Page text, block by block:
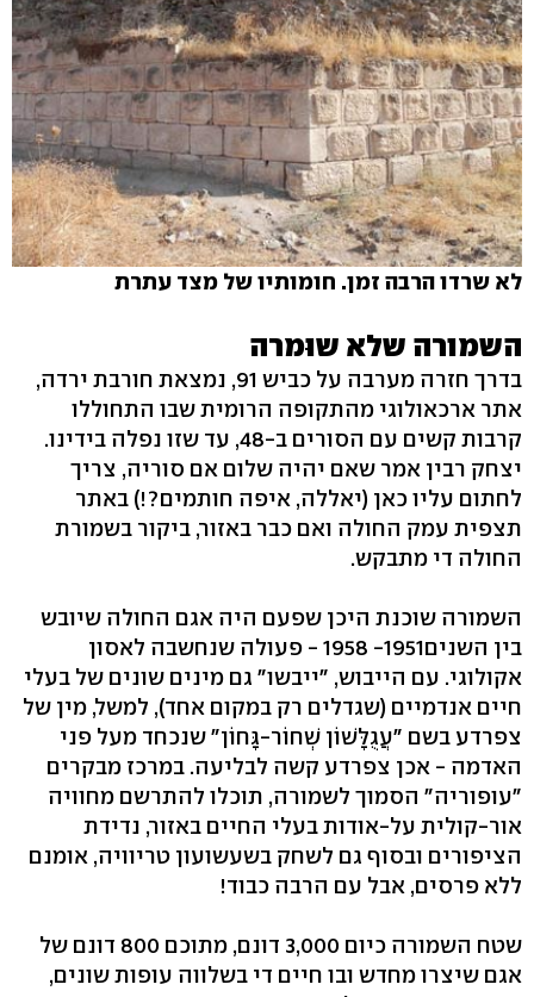
לא שרדו הרבה זמן. חומותיו של מצד עתרת
השמורה שלא שוּמרה
בדרך חזרה מערבה על כביש 91, נמצאת חורבת ירדה,
אתר ארכאולוגי מהתקופה הרומית שבו התחוללו
קרבות קשים עם הסורים ב-48, עד שזו נפלה בידינו.
יצחק רבין אמר שאם יהיה שלום אם סוריה, צריך
לחתום עליו כאן (יאללה, איפה חותמים?!) באתר
תצפית עמק החולה ואם כבר באזור, ביקור בשמורת
החולה די מתבקש.
השמורה שוכנת היכן שפעם היה אגם החולה שיובש
בין השנים1951- 1958 - פעולה שנחשבה לאסון
אקולוגי. עם הייבוש, "ייבשו" גם מינים שונים של בעלי
חיים אנדמיים (שגדלים רק במקום אחד), למשל, מין של
צפרדע בשם "עֲגֻלָּשׁוֹן שְׁחוֹר-גָּחוֹן" שנכחד מעל פני
האדמה - אכן צפרדע קשה לבליעה. במרכז מבקרים
"עופוריה" הסמוך לשמורה, תוכלו להתרשם מחוויה
אור-קולית על-אודות בעלי החיים באזור, נדידת
הציפורים ובסוף גם לשחק בשעשועון טריוויה, אומנם
ללא פרסים, אבל עם הרבה כבוד!
שטח השמורה כיום 3,000 דונם, מתוכם 800 דונם של
אגם שיצרו מחדש ובו חיים די בשלווה עופות שונים,